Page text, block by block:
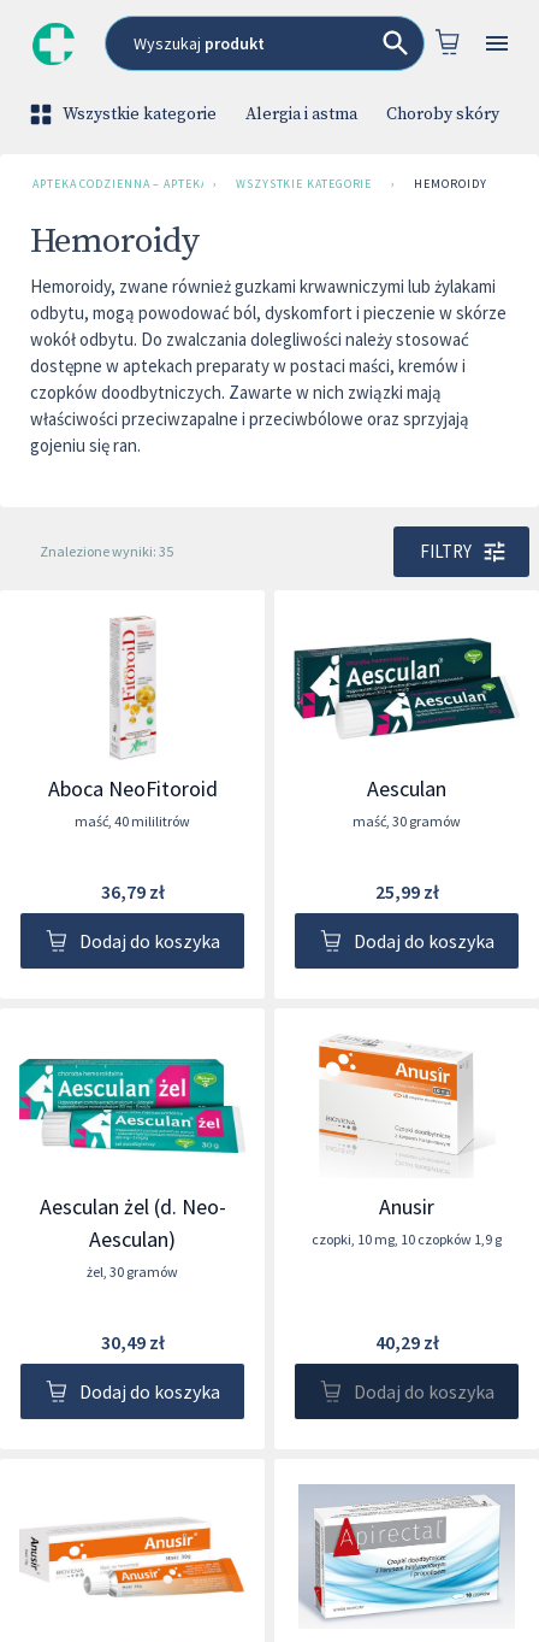
Wyszukaj produkt
Wszystkie kategorie Alergia i astma Choroby skóry
APTEKA CODZIENNA – APTEKA INTERNETOWA
› WSZYSTKIE KATEGORIE › HEMOROIDY
Hemoroidy
Hemoroidy, zwane również guzkami krwawniczymi lub żylakami
odbytu, mogą powodować ból, dyskomfort i pieczenie w skórze
wokół odbytu. Do zwalczania dolegliwości należy stosować
dostępne w aptekach preparaty w postaci maści, kremów i
czopków doodbytniczych. Zawarte w nich związki mają
właściwości przeciwzapalne i przeciwbólowe oraz sprzyjają
gojeniu się ran.
Znalezione wyniki: 35 FILTRY
Aboca NeoFitoroid
maść, 40 mililitrów
36,79 zł
Dodaj do koszyka
Aesculan
maść, 30 gramów
25,99 zł
Dodaj do koszyka
Aesculan żel (d. Neo-
Aesculan)
żel, 30 gramów
30,49 zł
Dodaj do koszyka
Anusir
czopki, 10 mg, 10 czopków 1,9 g
40,29 zł
Dodaj do koszyka